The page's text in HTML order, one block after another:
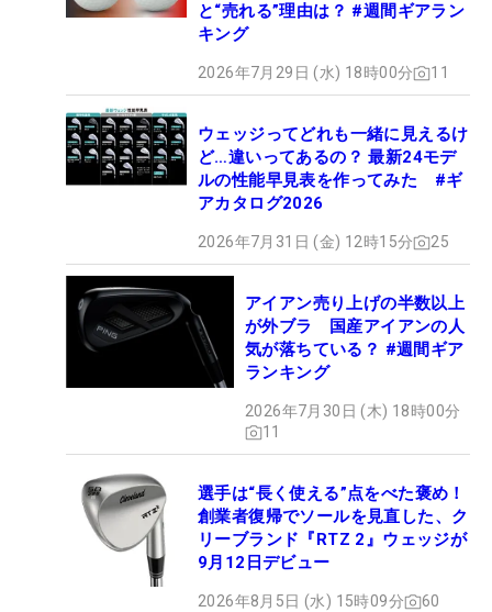
と“売れる”理由は？ #週間ギアラン
キング
2026年7月29日 (水) 18時00分 11
ウェッジってどれも一緒に見えるけ
ど…違いってあるの？ 最新24モデ
ルの性能早見表を作ってみた #ギ
アカタログ2026
2026年7月31日 (金) 12時15分 25
アイアン売り上げの半数以上
が外ブラ 国産アイアンの人
気が落ちている？ #週間ギア
ランキング
2026年7月30日 (木) 18時00分
11
選手は“長く使える”点をべた褒め！
創業者復帰でソールを見直した、ク
リーブランド『RTZ 2』ウェッジが
9月12日デビュー
2026年8月5日 (水) 15時09分 60